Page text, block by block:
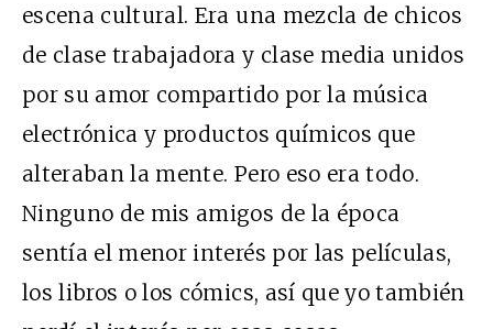
escena cultural. Era una mezcla de chicos
de clase trabajadora y clase media unidos
por su amor compartido por la música
electrónica y productos químicos que
alteraban la mente. Pero eso era todo.
Ninguno de mis amigos de la época
sentía el menor interés por las películas,
los libros o los cómics, así que yo también